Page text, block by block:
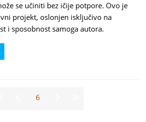
se učiniti bez ičije potpore. Ovo je
projekt, oslonjen isključivo na
i sposobnost samoga autora.
6